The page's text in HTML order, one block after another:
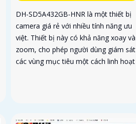
DH-SD5A432GB-HNR là một thiết bị
camera giá rẻ với nhiều tính năng ưu
việt. Thiết bị này có khả năng xoay và
zoom, cho phép người dùng giám sát
các vùng mục tiêu một cách linh hoạt